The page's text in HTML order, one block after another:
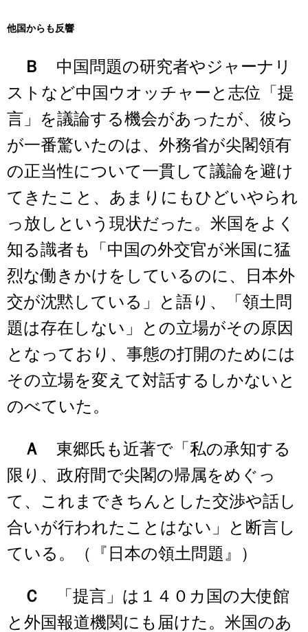
他国からも反響
Ｂ
中国問題の研究者やジャーナリ
ストなど中国ウオッチャーと志位「提
言」を議論する機会があったが、彼ら
が一番驚いたのは、外務省が尖閣領有
の正当性について一貫して議論を避け
てきたこと、あまりにもひどいやられ
っ放しという現状だった。米国をよく
知る識者も「中国の外交官が米国に猛
烈な働きかけをしているのに、日本外
交が沈黙している」と語り、「領土問
題は存在しない」との立場がその原因
となっており、事態の打開のためには
その立場を変えて対話するしかないと
のべていた。
Ａ
東郷氏も近著で「私の承知する
限り、政府間で尖閣の帰属をめぐっ
て、これまできちんとした交渉や話し
合いが行われたことはない」と断言し
ている。（『日本の領土問題』）
Ｃ
「提言」は１４０カ国の大使館
と外国報道機関にも届けた。米国のあ